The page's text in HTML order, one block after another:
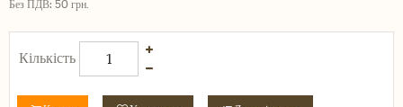
Без ПДВ: 50 грн.
Кількість